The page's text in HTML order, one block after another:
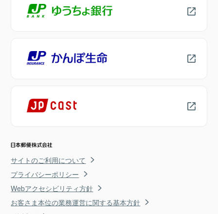
サイトのご利用について
プライバシーポリシー
Webアクセシビリティ方針
お客さま本位の業務運営に関する基本方針